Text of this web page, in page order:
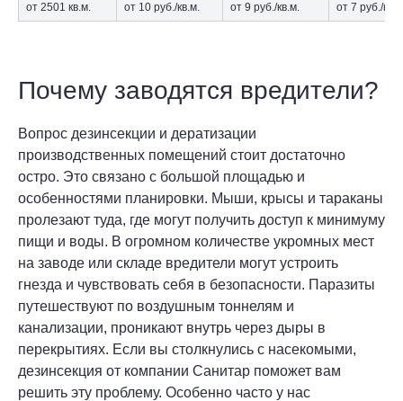
от 2501 кв.м. от 10 руб./кв.м. от 9 руб./кв.м. от 7 руб./
Почему заводятся вредители?
Вопрос дезинсекции и дератизации
производственных помещений стоит достаточно
остро. Это связано с большой площадью и
особенностями планировки. Мыши, крысы и тараканы
пролезают туда, где могут получить доступ к минимуму
пищи и воды. В огромном количестве укромных мест
на заводе или складе вредители могут устроить
гнезда и чувствовать себя в безопасности. Паразиты
путешествуют по воздушным тоннелям и
канализации, проникают внутрь через дыры в
перекрытиях. Если вы столкнулись с насекомыми,
дезинсекция от компании Санитар поможет вам
решить эту проблему. Особенно часто у нас